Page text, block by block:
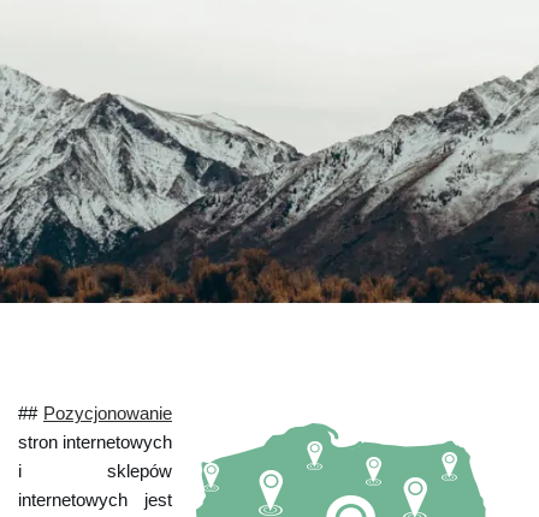
## Pozycjonowanie
stron internetowych
i sklepów
internetowych jest